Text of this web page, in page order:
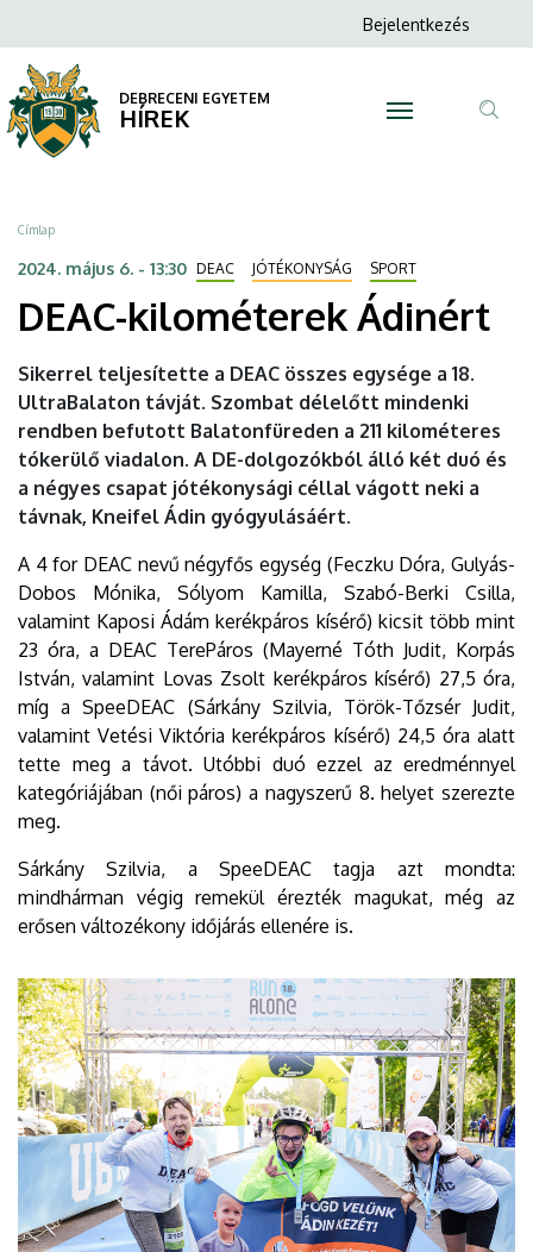
kilométerek
Ádinért
DEBRECENI
EGYETEM
a
tartalomra
Anonim
menüje
Bejelentkezés
DEBRECENI EGYETEM
HÍREK
Morzsa
Címlap
2024. május 6. - 13:30 DEAC JÓTÉKONYSÁG SPORT
DEAC-kilométerek Ádinért
Sikerrel teljesítette a DEAC összes egysége a 18.
UltraBalaton távját. Szombat délelőtt mindenki
rendben befutott Balatonfüreden a 211 kilométeres
tókerülő viadalon. A DE-dolgozókból álló két duó és
a négyes csapat jótékonysági céllal vágott neki a
távnak, Kneifel Ádin gyógyulásáért.
A 4 for DEAC nevű négyfős egység (Feczku Dóra, Gulyás-
Dobos Mónika, Sólyom Kamilla, Szabó-Berki Csilla,
valamint Kaposi Ádám kerékpáros kísérő) kicsit több mint
23 óra, a DEAC TerePáros (Mayerné Tóth Judit, Korpás
István, valamint Lovas Zsolt kerékpáros kísérő) 27,5 óra,
míg a SpeeDEAC (Sárkány Szilvia, Török-Tőzsér Judit,
valamint Vetési Viktória kerékpáros kísérő) 24,5 óra alatt
tette meg a távot. Utóbbi duó ezzel az eredménnyel
kategóriájában (női páros) a nagyszerű 8. helyet szerezte
meg.
Sárkány Szilvia, a SpeeDEAC tagja azt mondta:
mindhárman végig remekül érezték magukat, még az
erősen változékony időjárás ellenére is.